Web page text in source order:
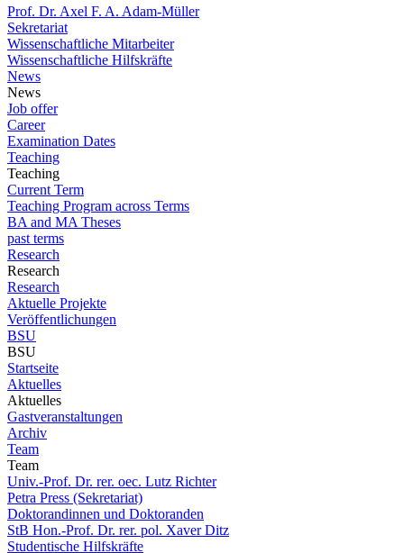
Prof. Dr. Axel F. A. Adam-Müller
Sekretariat
Wissenschaftliche Mitarbeiter
Wissenschaftliche Hilfskräfte
News
News
Job offer
Career
Examination Dates
Teaching
Teaching
Current Term
Teaching Program across Terms
BA and MA Theses
past terms
Research
Research
Research
Aktuelle Projekte
Veröffentlichungen
BSU
BSU
Startseite
Aktuelles
Aktuelles
Gastveranstaltungen
Archiv
Team
Team
Univ.-Prof. Dr. rer. oec. Lutz Richter
Petra Press (Sekretariat)
Doktorandinnen und Doktoranden
StB Hon.-Prof. Dr. rer. pol. Xaver Ditz
Studentische Hilfskräfte